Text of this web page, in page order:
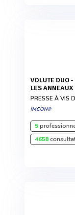
VOLUTE DUO - PRESSE DONT LA VIS NE TOUCHE PAS
LES ANNEAUX
PRESSE À VIS
IMCON®
5
4658